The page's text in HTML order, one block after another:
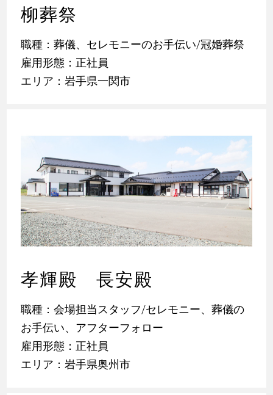
柳葬祭
職種：葬儀、セレモニーのお手伝い/冠婚葬祭
雇用形態：正社員
エリア：岩手県一関市
孝輝殿 長安殿
職種：会場担当スタッフ/セレモニー、葬儀の
お手伝い、アフターフォロー
雇用形態：正社員
エリア：岩手県奥州市